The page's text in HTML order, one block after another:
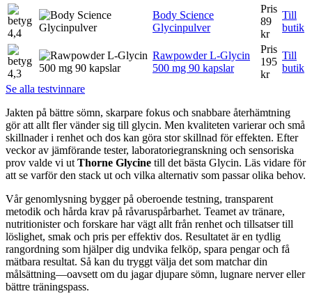
4,4
Body Science
Glycinpulver
Pris
89
kr
Till
butik
4,3
Rawpowder L-Glycin
500 mg 90 kapslar
Pris
195
kr
Till
butik
Se alla testvinnare
Jakten på bättre sömn, skarpare fokus och snabbare återhämtning
gör att allt fler vänder sig till glycin. Men kvaliteten varierar och små
skillnader i renhet och dos kan göra stor skillnad för effekten. Efter
veckor av jämförande tester, laboratoriegranskning och sensoriska
prov valde vi ut Thorne Glycine till det bästa Glycin. Läs vidare för
att se varför den stack ut och vilka alternativ som passar olika behov.
Vår genomlysning bygger på oberoende testning, transparent
metodik och hårda krav på råvaruspårbarhet. Teamet av tränare,
nutritionister och forskare har vägt allt från renhet och tillsatser till
löslighet, smak och pris per effektiv dos. Resultatet är en tydlig
rangordning som hjälper dig undvika felköp, spara pengar och få
mätbara resultat. Så kan du tryggt välja det som matchar din
målsättning—oavsett om du jagar djupare sömn, lugnare nerver eller
bättre träningspass.